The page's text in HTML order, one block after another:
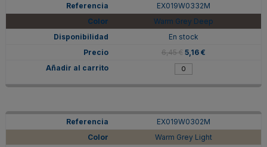
EX019W0332M
Warm Grey Deep
En stock
6,45 € 5,16 €
EX019W0302M
Warm Grey Light